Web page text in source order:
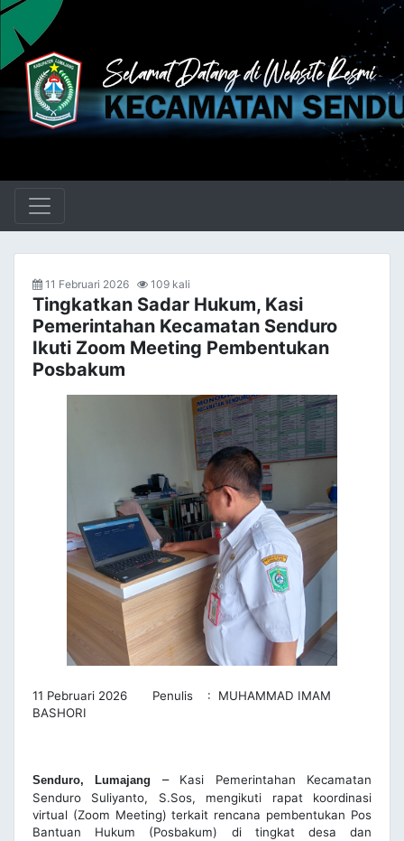
11 Februari 2026 109 kali
Tingkatkan Sadar Hukum, Kasi
Pemerintahan Kecamatan Senduro
Ikuti Zoom Meeting Pembentukan
Posbakum
11 Pebruari 2026 Penulis : MUHAMMAD IMAM
BASHORI
Senduro, Lumajang –
Kasi Pemerintahan Kecamatan
Senduro Suliyanto, S.Sos, mengikuti rapat koordinasi
virtual (Zoom Meeting) terkait rencana pembentukan Pos
Bantuan Hukum (Posbakum) di tingkat desa dan